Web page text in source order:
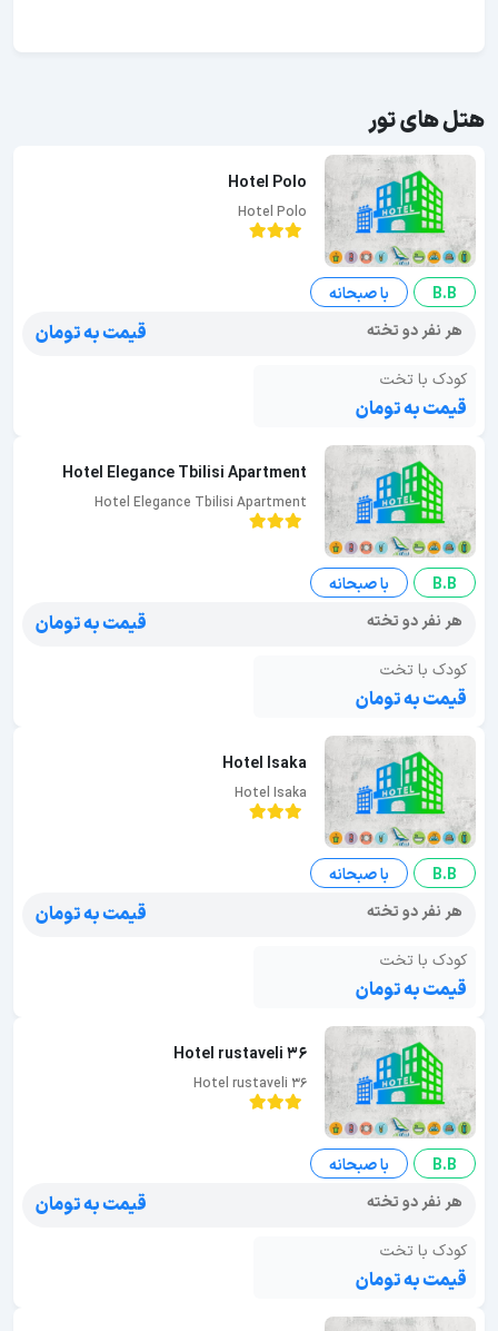
هتل های تور
Hotel Polo
Hotel Polo
B.B
با صبحانه
هر نفر دو تخته
قیمت به تومان
کودک با تخت
قیمت به تومان
Hotel Elegance Tbilisi Apartment
Hotel Elegance Tbilisi Apartment
B.B
با صبحانه
هر نفر دو تخته
قیمت به تومان
کودک با تخت
قیمت به تومان
Hotel Isaka
Hotel Isaka
B.B
با صبحانه
هر نفر دو تخته
قیمت به تومان
کودک با تخت
قیمت به تومان
Hotel rustaveli 36
Hotel rustaveli 36
B.B
با صبحانه
هر نفر دو تخته
قیمت به تومان
کودک با تخت
قیمت به تومان